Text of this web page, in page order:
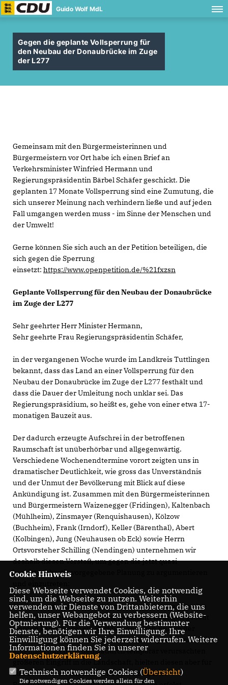
Guido Wolf MdL
Gegen die geplante Vollsperrung für
den Neubau der Donaubrücke im Zuge
der L277
Gemeinsam mit den Bürgermeisterinnen und
Bürgermeistern vor Ort habe ich einen Brief an
Verkehrsminister Winfried Hermann und
Regierungspräsidentin Bärbel Schäfer geschickt. Die
geplanten 17 Monate Vollsperrung sind eine Zumutung, die
sich unserer Meinung nach verhindern ließe und auf jeden
Fall umgangen werden muss - im Sinne der Menschen und
der Umwelt!
Gerne können Sie sich auch an der Petition beteiligen, die
sich gegen die Sperrung
einsetzt: https://www.openpetition.de/%21fxzsn
Geplante Vollsperrung für den Neubau der Donaubrücke
im Zuge der L277
Sehr geehrter Herr Minister Hermann,
Sehr geehrte Frau Regierungspräsidentin Schäfer,
in der vergangenen Woche wurde im Landkreis Tuttlingen
bekannt, dass das Land an einer Vollsperrung für den
Neubau der Donaubrücke im Zuge der L277 festhält und
dass die Dauer der Umleitung noch unklar sei. Das
Regierungspräsidium, so heißt es, gehe von einer etwa 17-
monatigen Bauzeit aus.
Der dadurch erzeugte Aufschrei in der betroffenen
Raumschaft ist unüberhörbar und allgegenwärtig.
Verschiedene Wochenendtermine vorort zeigten uns in
dramatischer Deutlichkeit, wie gross das Unverständnis
und der Unmut der Bevölkerung mit Blick auf diese
Ankündigung ist. Zusammen mit den Bürgermeisterinnen
und Bürgermeistern Waizenegger (Fridingen), Kaltenbach
(Mühlheim), Zinsmayer (Renquishausen), Kölzow
(Buchheim), Frank (Irndorf), Keller (Bärenthal), Abert
(Kolbingen), Jung (Neuhausen ob Eck) sowie Herrn
Ortsvorsteher Schilling (Nendingen) unternehmen wir
deshalb diesen Vorstoß, um gegen die jetzt quasi
handstreichartig vorgegebene Planung zu argumentieren
1) Nicht nachvollziehbar ist für uns bis heute, warum eine
neue Brücke nicht unmittelbar neben der heutigen gebaut
werden kann, wobei ein Rückbau der alten Brücke der
Inbetriebnahme der neuen unmittelbar folgen könnte. Wir
erkennen durchaus den dadurch temporär verursachten
größeren Eingriff in die Landschaft, hielten diesen aber für
zumutbar, wenn anschließend eine komplette
Cookie Hinweis
Diese Webseite verwendet Cookies, die notwendig
sind, um die Webseite zu nutzen. Weiterhin
verwenden wir Dienste von Drittanbietern, die uns
helfen, unser Webangebot zu verbessern (Website-
Optmierung). Für die Verwendung bestimmter
Dienste, benötigen wir Ihre Einwilligung. Ihre
Einwilligung können Sie jederzeit widerrufen. Weitere
Informationen finden Sie in unserer
Datenschutzerklärung.
Technisch notwendige Cookies (Übersicht)
Die notwendigen Cookies werden allein für den